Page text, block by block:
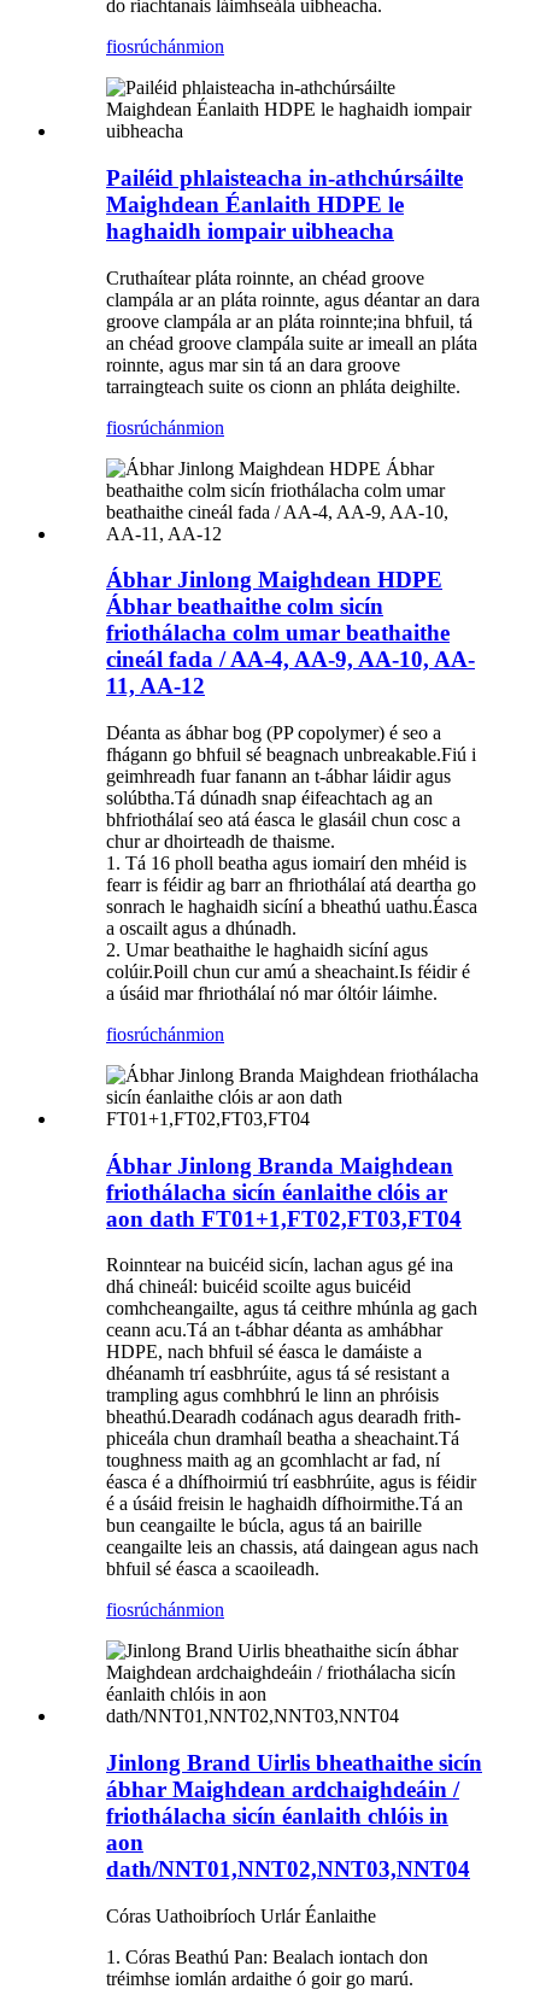
do riachtanais láimhseála uibheacha.
fiosrúchánmion
Pailéid phlaisteacha in-athchúrsáilte
Maighdean Éanlaith HDPE le
haghaidh iompair uibheacha
Cruthaítear pláta roinnte, an chéad groove
clampála ar an pláta roinnte, agus déantar an dara
groove clampála ar an pláta roinnte;ina bhfuil, tá
an chéad groove clampála suite ar imeall an pláta
roinnte, agus mar sin tá an dara groove
tarraingteach suite os cionn an phláta deighilte.
fiosrúchánmion
Ábhar Jinlong Maighdean HDPE
Ábhar beathaithe colm sicín
friothálacha colm umar beathaithe
cineál fada / AA-4, AA-9, AA-10, AA-
11, AA-12
Déanta as ábhar bog (PP copolymer) é seo a
fhágann go bhfuil sé beagnach unbreakable.Fiú i
geimhreadh fuar fanann an t-ábhar láidir agus
solúbtha.Tá dúnadh snap éifeachtach ag an
bhfriothálaí seo atá éasca le glasáil chun cosc ​​a
chur ar dhoirteadh de thaisme.
1. Tá 16 pholl beatha agus iomairí den mhéid is
fearr is féidir ag barr an fhriothálaí atá deartha go
sonrach le haghaidh sicíní a bheathú uathu.Éasca
a oscailt agus a dhúnadh.
2. Umar beathaithe le haghaidh sicíní agus
colúir.Poill chun cur amú a sheachaint.Is féidir é
a úsáid mar fhriothálaí nó mar óltóir láimhe.
fiosrúchánmion
Ábhar Jinlong Branda Maighdean
friothálacha sicín éanlaithe clóis ar
aon dath FT01+1,FT02,FT03,FT04
Roinntear na buicéid sicín, lachan agus gé ina
dhá chineál: buicéid scoilte agus buicéid
comhcheangailte, agus tá ceithre mhúnla ag gach
ceann acu.Tá an t-ábhar déanta as amhábhar
HDPE, nach bhfuil sé éasca le damáiste a
dhéanamh trí easbhrúite, agus tá sé resistant a
trampling agus comhbhrú le linn an phróisis
bheathú.Dearadh codánach agus dearadh frith-
phiceála chun dramhaíl beatha a sheachaint.Tá
toughness maith ag an gcomhlacht ar fad, ní
éasca é a dhífhoirmiú trí easbhrúite, agus is féidir
é a úsáid freisin le haghaidh dífhoirmithe.Tá an
bun ceangailte le búcla, agus tá an bairille
ceangailte leis an chassis, atá daingean agus nach
bhfuil sé éasca a scaoileadh.
fiosrúchánmion
Jinlong Brand Uirlis bheathaithe sicín
ábhar Maighdean ardchaighdeáin /
friothálacha sicín éanlaith chlóis in
aon
dath/NNT01,NNT02,NNT03,NNT04
Córas Uathoibríoch Urlár Éanlaithe
1. Córas Beathú Pan: Bealach iontach don
tréimhse iomlán ardaithe ó goir go marú.